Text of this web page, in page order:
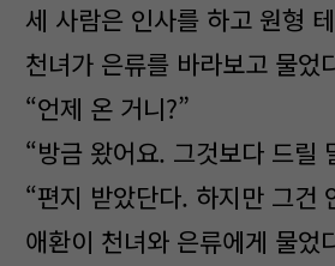
세 사람은 인사를 하고 원형
천녀가 은류를 바라보고 물었
“언제 온 거니?”
“방금 왔어요. 그것보다 드릴
“편지 받았단다. 하지만 그건
애환이 천녀와 은류에게 물었